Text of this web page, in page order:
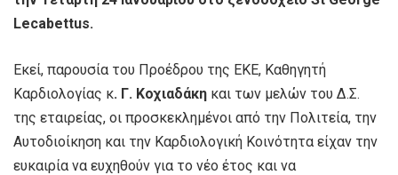
Lecabettus.
Εκεί, παρουσία του Προέδρου της ΕΚΕ, Καθηγητή
Καρδιολογίας κ. Γ. Κοχιαδάκη και των μελών του Δ.Σ.
της εταιρείας, οι προσκεκλημένοι από την Πολιτεία, την
Αυτοδιοίκηση και την Καρδιολογική Κοινότητα είχαν την
ευκαιρία να ευχηθούν για το νέο έτος και να